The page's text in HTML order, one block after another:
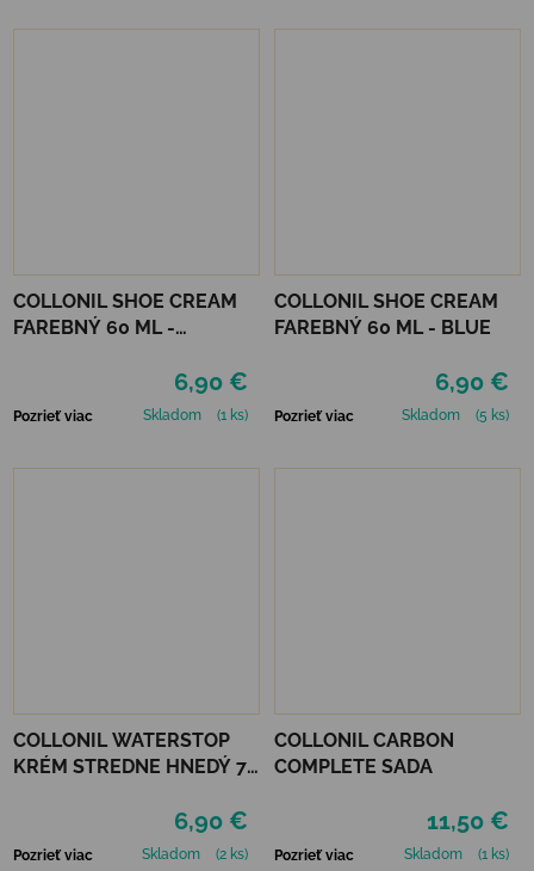
COLLONIL SHOE CREAM
FAREBNÝ 60 ML -
6,90 €
Pozrieť viac Skladom (1 ks)
COLLONIL SHOE CREAM
FAREBNÝ 60 ML - BLUE
6,90 €
Pozrieť viac Skladom (5 ks)
COLLONIL WATERSTOP
KRÉM STREDNE HNEDÝ 75
6,90 €
Pozrieť viac Skladom (2 ks)
COLLONIL CARBON
COMPLETE SADA
11,50 €
Pozrieť viac Skladom (1 ks)